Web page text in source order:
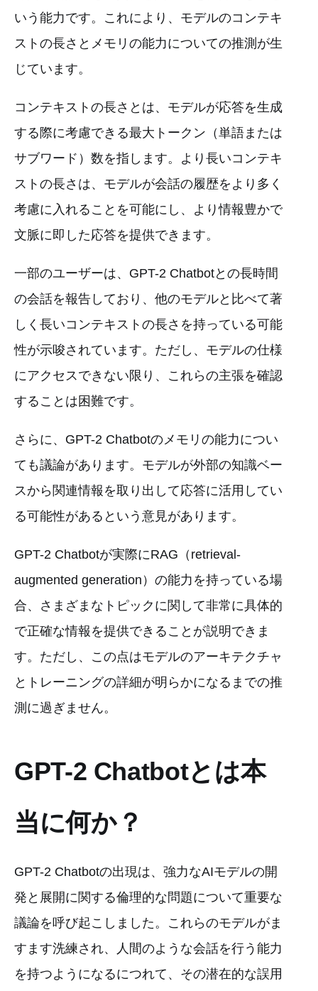
いう能力です。これにより、モデルのコンテキ
ストの長さとメモリの能力についての推測が生
じています。
コンテキストの長さとは、モデルが応答を生成
する際に考慮できる最大トークン（単語または
サブワード）数を指します。より長いコンテキ
ストの長さは、モデルが会話の履歴をより多く
考慮に入れることを可能にし、より情報豊かで
文脈に即した応答を提供できます。
一部のユーザーは、GPT-2 Chatbotとの長時間
の会話を報告しており、他のモデルと比べて著
しく長いコンテキストの長さを持っている可能
性が示唆されています。ただし、モデルの仕様
にアクセスできない限り、これらの主張を確認
することは困難です。
さらに、GPT-2 Chatbotのメモリの能力につい
ても議論があります。モデルが外部の知識ベー
スから関連情報を取り出して応答に活用してい
る可能性があるという意見があります。
GPT-2 Chatbotが実際にRAG（retrieval-
augmented generation）の能力を持っている場
合、さまざまなトピックに関して非常に具体的
で正確な情報を提供できることが説明できま
す。ただし、この点はモデルのアーキテクチャ
とトレーニングの詳細が明らかになるまでの推
測に過ぎません。
GPT-2 Chatbotとは本
当に何か？
GPT-2 Chatbotの出現は、強力なAIモデルの開
発と展開に関する倫理的な問題について重要な
議論を呼び起こしました。これらのモデルがま
すます洗練され、人間のような会話を行う能力
を持つようになるにつれて、その潜在的な誤用